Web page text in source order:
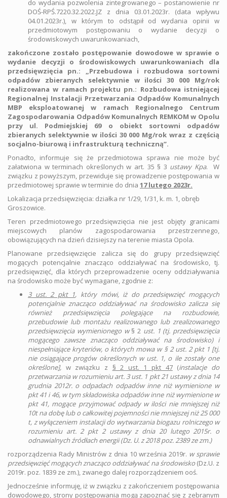
do wydania pozwolenia zintegrowanego – postanowienie nr
DOŚ-RPŚ.7220.32.2022.JZ z dnia 03.01.2023r. (data wpływu
04.01.2023r.), w którym to odstąpił od wydania opinii w
przedmiotowym postępowaniu o wydanie decyzji o
środowiskowych uwarunkowaniach,
zakończone zostało postępowanie dowodowe w sprawie o
wydanie decyzji o środowiskowych uwarunkowaniach dla
przedsięwzięcia pn.: „Przebudowa i rozbudowa sortowni
odpadów zbieranych selektywnie w ilości 30 000 Mg/rok
realizowana w ramach projektu pn.: Rozbudowa istniejącej
Regionalnej Instalacji Przetwarzania Odpadów Komunalnych
MBP eksploatowanej w ramach Regionalnego Centrum
Zagospodarowania Odpadów Komunalnych REMKOM w Opolu
przy ul. Podmiejskiej 69 o obiekt sortowni odpadów
zbieranych selektywnie w ilości 30 000 Mg/rok wraz z częścią
socjalno-biurową i infrastrukturą techniczną”.
Ponadto, informuje się że przedmiotowa sprawa nie może być
załatwiona w terminach określonych w art. 35 § 3 ustawy Kpa. W
związku z powyższym, przewiduje się prowadzenie postępowania w
przedmiotowej sprawie w terminie do dnia 17 lutego 2023r.
Lokalizacja przedsięwzięcia: działka nr 1/29, 1/31, k. m. 1, obręb
Groszowice.
Teren przedmiotowego przedsięwzięcia nie jest objęty granicami
miejscowych planów zagospodarowania przestrzennego,
obowiązujących na dzień dzisiejszy na terenie miasta Opola.
Planowane przedsięwzięcie zalicza się do grupy przedsięwzięć
mogących potencjalnie znacząco oddziaływać na środowisko, tj.
przedsięwzięć, dla których przeprowadzenie oceny oddziaływania
na środowisko może być wymagane, zgodnie z:
3 ust. 2 pkt 1, który mówi, iż do przedsięwzięć mogących
potencjalnie znacząco oddziaływać na środowisko zalicza się
również przedsięwzięcia polegające na rozbudowie,
przebudowie lub montażu realizowanego lub zrealizowanego
przedsięwzięcia wymienionego w§ 2 ust. 1 (tj. przedsięwzięcia
mogącego zawsze znacząco oddziaływać na środowisko) i
niespełniające kryteriów, o których mowa w § 2 ust. 2 pkt 1 [tj.
nie osiągające progów określonych w ust. 1, o ile zostały one
określone], w związku z § 2 ust. 1 pkt 47(instalacje do
przetwarzania w rozumieniu art. 3 ust. 1 pkt 21 ustawy z dnia 14
grudnia 2012r. o odpadach odpadów inne niż wymienione w
pkt 41 i 46, w tym składowiska odpadów inne niż wymienione w
pkt 41, mogące przyjmować odpady w ilości nie mniejszej niż
10t na dobę lub o całkowitej pojemności nie mniejszej niż 25 000
t, z wyłączeniem instalacji do wytwarzania biogazu rolniczego w
rozumieniu art. 2 pkt 2 ustawy z dnia 20 lutego 2015r. o
odnawialnych źródłach energii (Dz. U. z 2018 poz. 2389 ze zm.)
rozporządzenia Rady Ministrów z dnia 10 września 2019r. w sprawie
przedsięwzięć mogących znacząco oddziaływać na środowisko(Dz.U. z
2019r. poz. 1839 ze zm.), zwanego dalej rozporządzeniem ooś.
Jednocześnie informuję, iż w związku z zakończeniem postępowania
dowodowego, strony postępowania mogą zapoznać się z zebranym